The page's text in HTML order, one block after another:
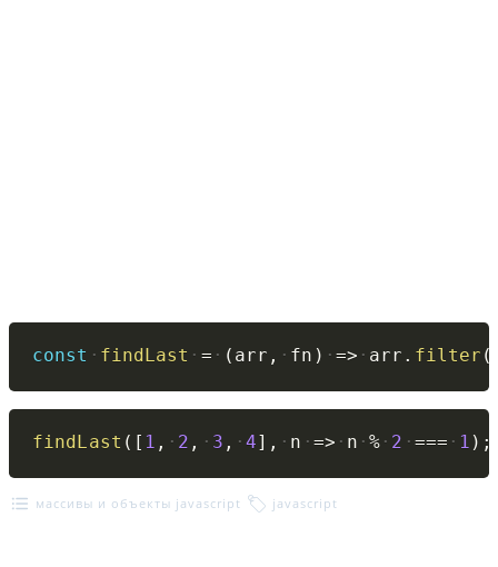
const findLast = ( arr , fn ) => arr . filter (
findLast ( [ 1 , 2 , 3 , 4] , n => n % 2 === 1 ) ;
массивы и объекты javascript javascript